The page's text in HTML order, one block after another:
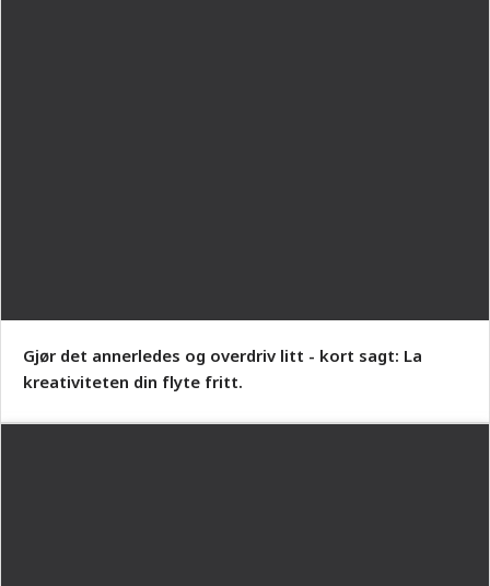
Gjør det annerledes og overdriv litt - kort sagt: La
kreativiteten din flyte fritt.